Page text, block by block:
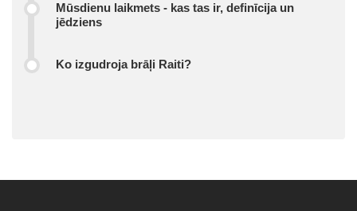
Mūsdienu laikmets - kas tas ir, definīcija un
jēdziens
Ko izgudroja brāļi Raiti?